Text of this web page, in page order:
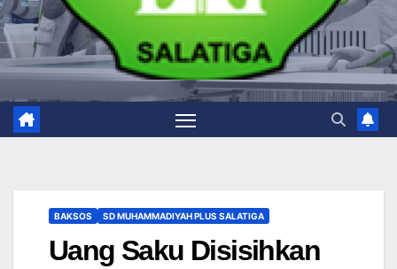
BAKSOS SD MUHAMMADIYAH PLUS SALATIGA
Uang Saku Disisihkan